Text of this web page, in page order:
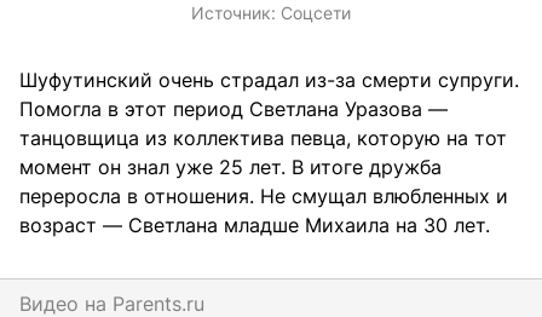
Источник: Соцсети
Шуфутинский очень страдал из-за смерти супруги.
Помогла в этот период Светлана Уразова —
танцовщица из коллектива певца, которую на тот
момент он знал уже 25 лет. В итоге дружба
переросла в отношения. Не смущал влюбленных и
возраст — Светлана младше Михаила на 30 лет.
Видео на parents.ru